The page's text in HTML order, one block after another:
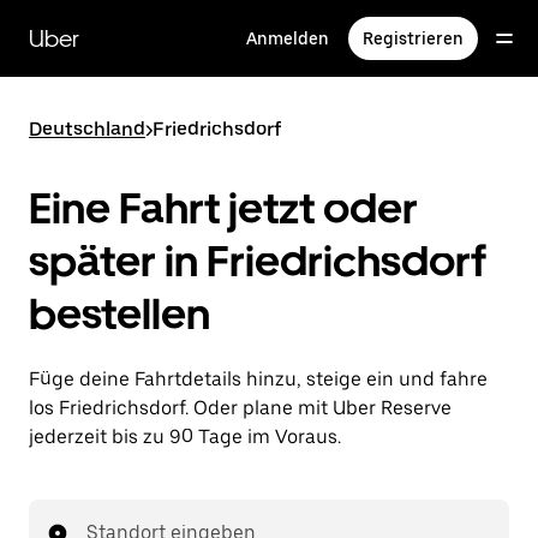
zum
Hauptinhalt
Uber Anmelden Registrieren
Deutschland>Friedrichsdorf
Eine Fahrt jetzt oder
später in Friedrichsdorf
bestellen
Füge deine Fahrtdetails hinzu, steige ein und fahre
los Friedrichsdorf. Oder plane mit Uber Reserve
jederzeit bis zu 90 Tage im Voraus.
Standort eingeben